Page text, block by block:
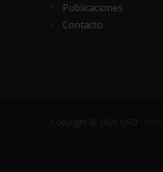
Publicaciones
Contacto
Copyright © 2026 USO ·